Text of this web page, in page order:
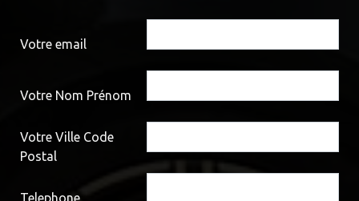
Votre email
Votre Nom Prénom
Votre Ville Code
Postal
Telephone